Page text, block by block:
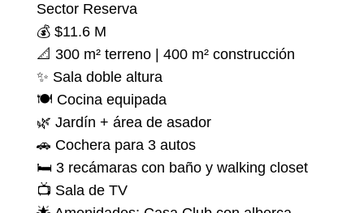
Sector Reserva
💰 $11.6 M
📐 300 m² terreno | 400 m² construcción
✨ Sala doble altura
🍽 Cocina equipada
🌿 Jardín + área de asador
🚗 Cochera para 3 autos
🛏 3 recámaras con baño y walking closet
📺 Sala de TV